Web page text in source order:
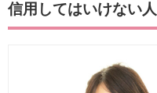
信用してはいけない